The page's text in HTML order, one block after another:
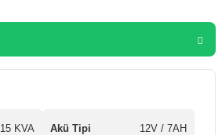
15 KVA Akü Tipi 12V / 7AH